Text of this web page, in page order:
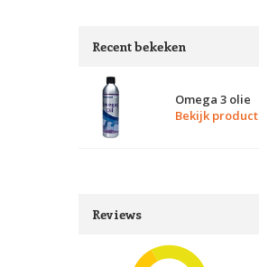
Recent bekeken
Omega 3 olie
Bekijk product
Reviews